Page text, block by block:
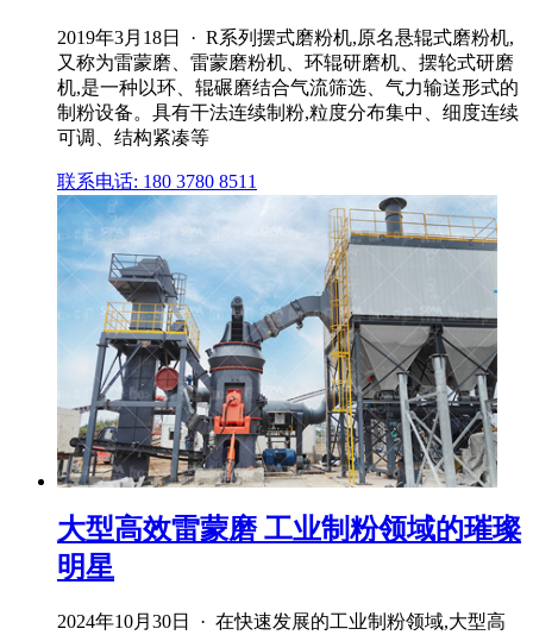
2019年3月18日 · R系列摆式磨粉机,原名悬辊式磨粉机,
又称为雷蒙磨、雷蒙磨粉机、环辊研磨机、摆轮式研磨
机,是一种以环、辊碾磨结合气流筛选、气力输送形式的
制粉设备。具有干法连续制粉,粒度分布集中、细度连续
可调、结构紧凑等
联系电话: 180 3780 8511
大型高效雷蒙磨 工业制粉领域的璀璨
明星
2024年10月30日 · 在快速发展的工业制粉领域,大型高